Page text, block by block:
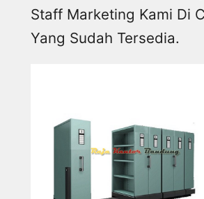
Staff Marketing Kami Di
Yang Sudah Tersedia.